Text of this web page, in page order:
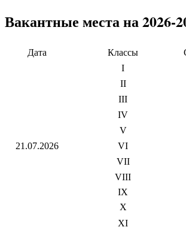
Вакантные места на 2026-
Дата Классы
21.07.2026
I
II
III
IV
V
VI
VII
VIII
IX
X
XI